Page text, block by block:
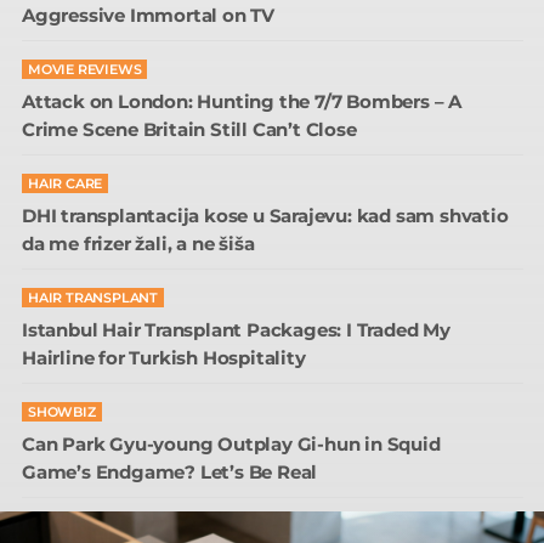
Aggressive Immortal on TV
MOVIE REVIEWS
Attack on London: Hunting the 7/7 Bombers – A
Crime Scene Britain Still Can’t Close
HAIR CARE
DHI transplantacija kose u Sarajevu: kad sam shvatio
da me frizer žali, a ne šiša
HAIR TRANSPLANT
Istanbul Hair Transplant Packages: I Traded My
Hairline for Turkish Hospitality
SHOWBIZ
Can Park Gyu-young Outplay Gi-hun in Squid
Game’s Endgame? Let’s Be Real